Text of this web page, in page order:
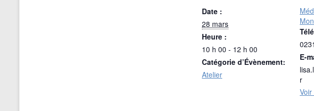
Date :
28 mars
Heure :
10 h 00 - 12 h 00
Catégorie d’Évènement:
Atelier
E-
r